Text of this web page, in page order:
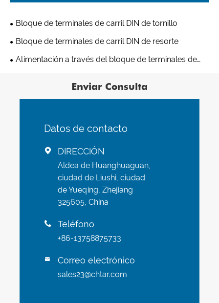
Bloque de terminales de carril DIN de tornillo
Bloque de terminales de carril DIN de resorte
Alimentación a través del bloque de terminales de
Enviar Consulta
Datos de contacto
 DIRECCIÓN
Aldea de Huanghuaguan,
ciudad de Liushi, ciudad
de Yueqing, Zhejiang
325605, China
 Teléfono
+86-13758875733
 Correo electrónico
sales23@chtar.com